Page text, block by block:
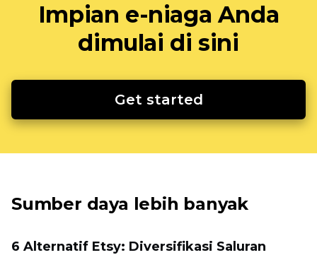
Impian e-niaga Anda
dimulai di sini
Get started
Sumber daya lebih banyak
6 Alternatif Etsy: Diversifikasi Saluran